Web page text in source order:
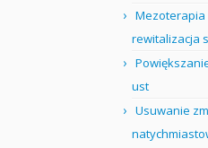
Mezoterapia
rewitalizacja
ust
Usuwanie